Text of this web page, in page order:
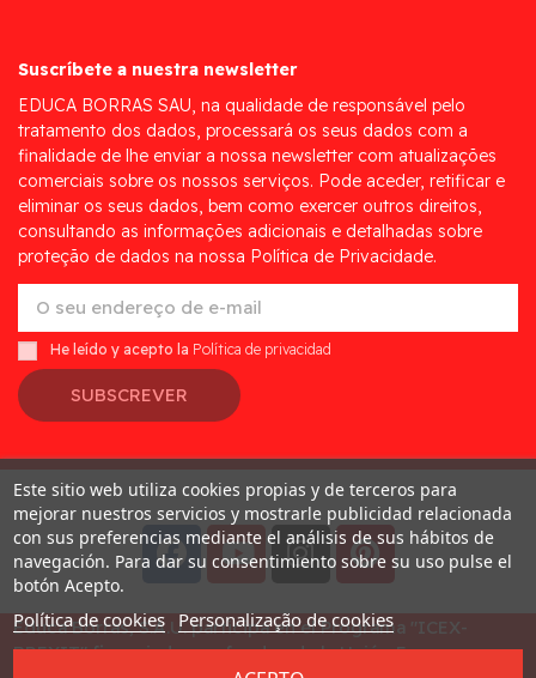
Suscríbete a nuestra newsletter
EDUCA BORRAS SAU, na qualidade de responsável pelo
tratamento dos dados, processará os seus dados com a
finalidade de lhe enviar a nossa newsletter com atualizações
comerciais sobre os nossos serviços. Pode aceder, retificar e
eliminar os seus dados, bem como exercer outros direitos,
consultando as informações adicionais e detalhadas sobre
proteção de dados na nossa Política de Privacidade.
He leído y acepto la Política de privacidad
SUBSCREVER
Desarrollado porAddis
Educa Borras, S.A.U. participa en el Programa "ICEX-
BREXIT" financiado por fondos de la Unión Europea, para
Este sitio web utiliza cookies propias y de terceros para
mejorar nuestros servicios y mostrarle publicidad relacionada
con sus preferencias mediante el análisis de sus hábitos de
navegación. Para dar su consentimiento sobre su uso pulse el
botón Acepto.
Política de cookies Personalização de cookies